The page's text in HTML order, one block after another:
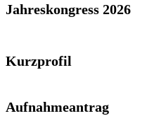
Jahreskongress 2026
Kurzprofil
Aufnahmeantrag